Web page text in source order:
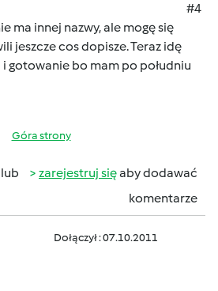
#4
ma innej nazwy, ale mogę się
jeszcze cos dopisze. Teraz idę
gotowanie bo mam po południu
Góra strony
lub zarejestruj sięaby dodawać
komentarze
Dołączył : 07.10.2011